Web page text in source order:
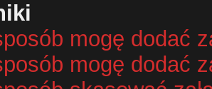
mogę dodać
mogę dodać